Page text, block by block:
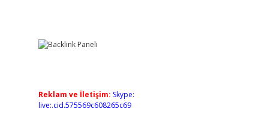
Reklam ve İletişim: Skype:
live:.cid.575569c608265c69